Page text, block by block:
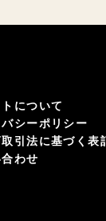
について
シーポリシー
引法に基づく表
わせ